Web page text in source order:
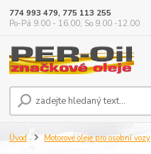
774 993 479, 775 113 255
Po-Pá 9.00 - 16.00, So 9.00 -12.00
Úvod Motorové oleje pro osobní vozy